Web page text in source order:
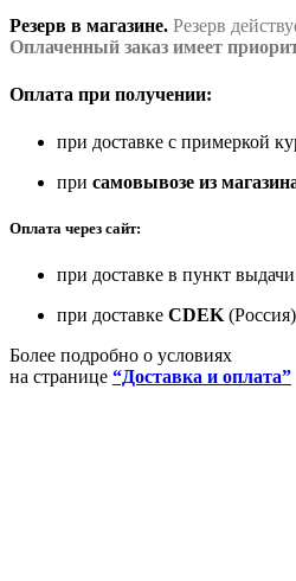
Резерв в магазине. Резерв
Оплаченный заказ имеет
Оплата при получении:
при доставке с примеркой
при самовывозе из
Оплата через сайт:
при доставке в пункт выдачи
при доставке CDEK (Россия)
Более подробно о условиях
на странице “Доставка и оплата”